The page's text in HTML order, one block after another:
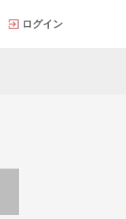
ログイン